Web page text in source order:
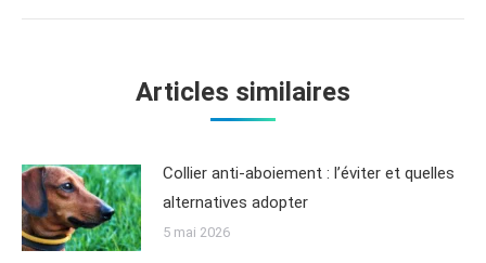
Articles similaires
Collier anti-aboiement : l’éviter et quelles
alternatives adopter
5 mai 2026